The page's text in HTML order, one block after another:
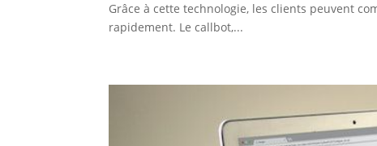
Grâce à cette technologie, les clients peuvent
rapidement. Le callbot,...